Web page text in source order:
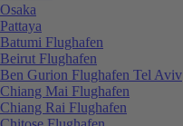
Osaka
Pattaya
Batumi Flughafen
Beirut Flughafen
Ben Gurion Flughafen Tel Aviv
Chiang Mai Flughafen
Chiang Rai Flughafen